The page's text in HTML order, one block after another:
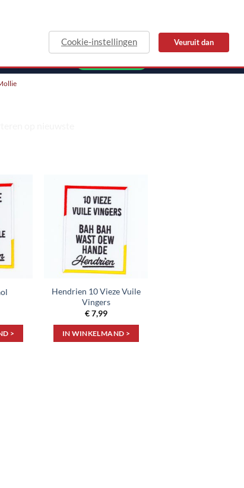
>
Toevoegen
aan
verlanglijst
Hendrien 10 Vieze Vuile
Vingers
€7,99
IN WINKELMAND >
Cookie-instellingen Veuruit dan